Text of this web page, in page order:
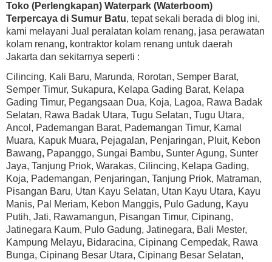
Toko (Perlengkapan) Waterpark (Waterboom)
Terpercaya di Sumur Batu, tepat sekali berada di blog ini,
kami melayani Jual peralatan kolam renang, jasa perawatan
kolam renang, kontraktor kolam renang untuk daerah
Jakarta dan sekitarnya seperti :
Cilincing, Kali Baru, Marunda, Rorotan, Semper Barat,
Semper Timur, Sukapura, Kelapa Gading Barat, Kelapa
Gading Timur, Pegangsaan Dua, Koja, Lagoa, Rawa Badak
Selatan, Rawa Badak Utara, Tugu Selatan, Tugu Utara,
Ancol, Pademangan Barat, Pademangan Timur, Kamal
Muara, Kapuk Muara, Pejagalan, Penjaringan, Pluit, Kebon
Bawang, Papanggo, Sungai Bambu, Sunter Agung, Sunter
Jaya, Tanjung Priok, Warakas, Cilincing, Kelapa Gading,
Koja, Pademangan, Penjaringan, Tanjung Priok, Matraman,
Pisangan Baru, Utan Kayu Selatan, Utan Kayu Utara, Kayu
Manis, Pal Meriam, Kebon Manggis, Pulo Gadung, Kayu
Putih, Jati, Rawamangun, Pisangan Timur, Cipinang,
Jatinegara Kaum, Pulo Gadung, Jatinegara, Bali Mester,
Kampung Melayu, Bidaracina, Cipinang Cempedak, Rawa
Bunga, Cipinang Besar Utara, Cipinang Besar Selatan,